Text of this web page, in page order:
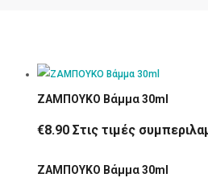
ΖΑΜΠΟΥΚΟ Βάμμα 30ml
€8.90 Στις τιμές
ΖΑΜΠΟΥΚΟ Βάμμα 30ml